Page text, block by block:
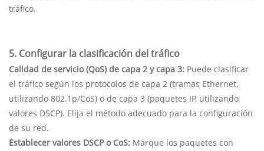
tráfico.
5. Configurar la clasificación del tráfico
Calidad de servicio (QoS) de capa 2 y capa 3: Puede clasificar
el tráfico según los protocolos de capa 2 (tramas Ethernet,
utilizando 802.1p/CoS) o de capa 3 (paquetes IP, utilizando
valores DSCP). Elija el método adecuado para la configuración
de su red.
Establecer valores DSCP o CoS: Marque los paquetes con